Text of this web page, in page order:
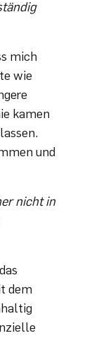
mich
wie
kamen
und
nicht in
dem